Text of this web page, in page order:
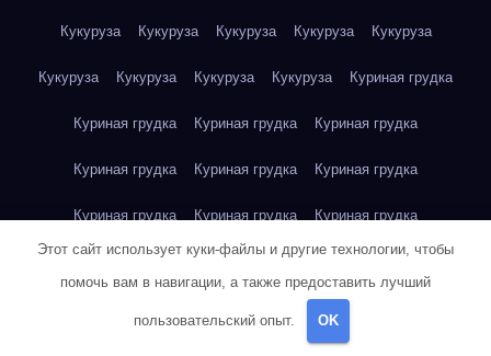
Кукуруза Кукуруза Кукуруза Кукуруза Кукуруза
Кукуруза Кукуруза Кукуруза Кукуруза Куриная грудка
Куриная грудка Куриная грудка Куриная грудка
Куриная грудка Куриная грудка Куриная грудка
Куриная грудка Куриная грудка Куриная грудка
Куриное яйцо Куриное яйцо Куриное яйцо
Куриное яйцо
Этот сайт использует куки-файлы и другие технологии, чтобы
помочь вам в навигации, а также предоставить лучший
пользовательский опыт. OK